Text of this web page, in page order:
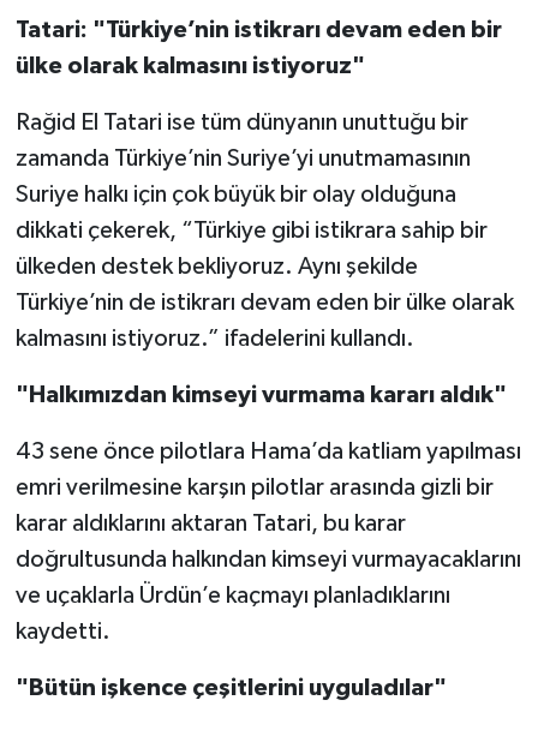
Tatari: "Türkiye’nin istikrarı devam eden bir
ülke olarak kalmasını istiyoruz"
Rağid El Tatari ise tüm dünyanın unuttuğu bir
zamanda Türkiye’nin Suriye’yi unutmamasının
Suriye halkı için çok büyük bir olay olduğuna
dikkati çekerek, “Türkiye gibi istikrara sahip bir
ülkeden destek bekliyoruz. Aynı şekilde
Türkiye’nin de istikrarı devam eden bir ülke olarak
kalmasını istiyoruz.” ifadelerini kullandı.
"Halkımızdan kimseyi vurmama kararı aldık"
43 sene önce pilotlara Hama’da katliam yapılması
emri verilmesine karşın pilotlar arasında gizli bir
karar aldıklarını aktaran Tatari, bu karar
doğrultusunda halkından kimseyi vurmayacaklarını
ve uçaklarla Ürdün’e kaçmayı planladıklarını
kaydetti.
"Bütün işkence çeşitlerini uyguladılar"
Karaman Müftülüğü
Kastamonu Müftülüğü
Kayseri Müftülüğü
Kilis Müftülüğü
Kırıkkale Müftülüğü
Kırklareli Müftülüğü
Kırşehir Müftülüğü
Kocaeli Müftülüğü
Konya Müftülüğü